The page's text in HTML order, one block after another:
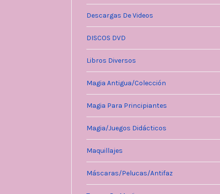
Descargas De Videos
DISCOS DVD
Libros Diversos
Magia Antigua/Colección
Magia Para Principiantes
Magia/Juegos Didácticos
Maquillajes
Máscaras/Pelucas/Antifaz